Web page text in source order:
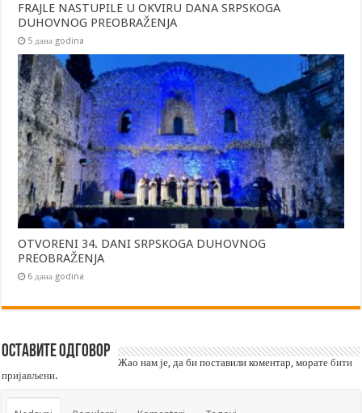
FRAJLE NASTUPILE U OKVIRU DANA SRPSKOGA
DUHOVNOG PREOBRAŽENJA
5 дана godina
OTVORENI 34. DANI SRPSKOGA DUHOVNOG
PREOBRAŽENJA
6 дана godina
Оставите одговор
Жао нам је, да би поставили коментар, моратебити
пријављени.